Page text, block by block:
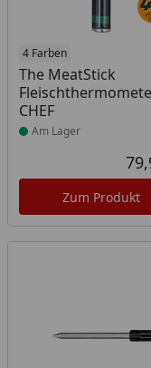
4 Farben
The MeatStick
CHEF
Produkt am Lager
Am Lager
Zum Produkt